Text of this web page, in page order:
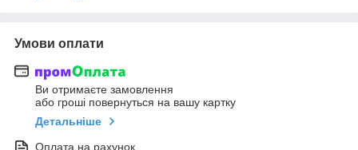
Умови оплати
Ви отримаєте замовлення
або гроші повернуться на вашу картку
Детальніше
Оплата на рахунок